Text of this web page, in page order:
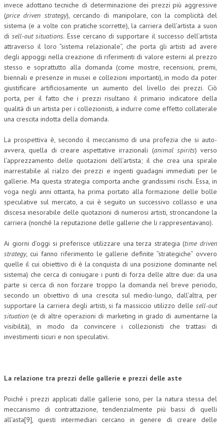
invece adottano tecniche di determinazione dei prezzi più aggressive
(price driven strategy), cercando di manipolare, con la complicità del
sistema (e a volte con pratiche scorrette), la carriera dell’artista a suon
disell-out situations. Esse cercano di supportare il successo dell’artista
attraverso il loro “sistema relazionale”, che porta gli artisti ad avere
degli appoggi nella creazione di riferimenti di valore esterni al prezzo
stesso e soprattutto alla domanda (come mostre, recensioni, premi,
biennali e presenze in musei e collezioni importanti), in modo da poter
giustificare artificiosamente un aumento del livello dei prezzi. Ciò
porta, per il fatto che i prezzi risultano il primario indicatore della
qualità di un artista per i collezionisti, a indurre come effetto collaterale
una crescita indotta della domanda.
La prospettiva è, secondo il meccanismo di una profezia che si auto-
avvera, quella di creare aspettative irrazionali (animal spirits) verso
l’apprezzamento delle quotazioni dell’artista; il che crea una spirale
inarrestabile al rialzo dei prezzi e ingenti guadagni immediati per le
gallerie. Ma questa strategia comporta anche grandissimi rischi. Essa, in
voga negli anni ottanta, ha prima portato alla formazione delle bolle
speculative sul mercato, a cui è seguito un successivo collasso e una
discesa inesorabile delle quotazioni di numerosi artisti, stroncandone la
carriera (nonché la reputazione delle gallerie che li rappresentavano).
Ai giorni d’oggi si preferisce utilizzare una terza strategia (time driven
strategy, cui fanno riferimento le gallerie definite “strategiche” ovvero
quelle il cui obiettivo di è la conquista di una posizione dominante nel
sistema) che cerca di coniugare i punti di forza delle altre due: da una
parte si cerca di non forzare troppo la domanda nel breve periodo,
secondo un obiettivo di una crescita sul medio-lungo, dall’altra, per
supportare la carriera degli artisti, si fa massiccio utilizzo delle sell-out
situation (e di altre operazioni di marketing in grado di aumentarne la
visibilità), in modo da convincere i collezionisti che trattasi di
investimenti sicuri e non speculativi.
La relazione tra prezzi delle gallerie e prezzi delle aste
Poiché i prezzi applicati dalle gallerie sono, per la natura stessa del
meccanismo di contrattazione, tendenzialmente più bassi di quelli
all’asta[9], questi intermediari cercano in genere di creare delle